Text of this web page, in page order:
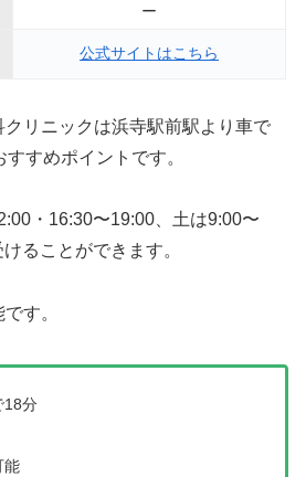
ー
公式サイトはこちら
リニックは浜寺駅前駅より車で
すめポイントです。
・16:30〜19:00、土は9:00〜
ることができます。
す。
18分
能